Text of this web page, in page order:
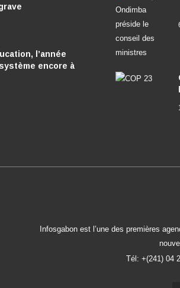
l’année
encore à
Infosgabon est l’une des premières
Tél: +(241) 04